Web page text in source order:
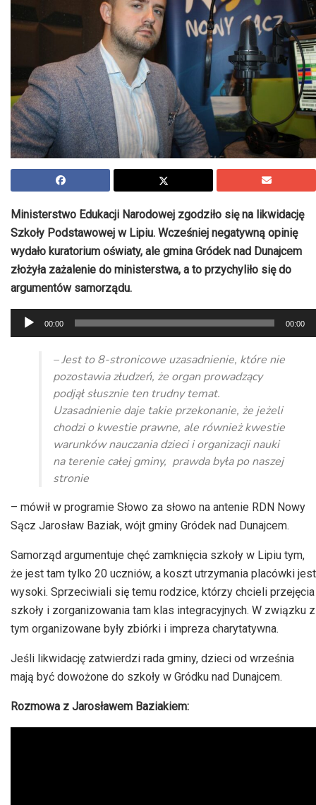
Ministerstwo Edukacji Narodowej zgodziło się na likwidację
Szkoły Podstawowej w Lipiu. Wcześniej negatywną opinię
wydało kuratorium oświaty, ale gmina Gródek nad Dunajcem
złożyła zażalenie do ministerstwa, a to przychyliło się do
argumentów samorządu.
Odtwarzacz
plików
dźwiękowych
00:00 00:00
– Jest to 8-stronicowe uzasadnienie, które nie
pozostawia złudzeń, że organ prowadzący
podjął słusznie ten trudny temat.
Uzasadnienie daje takie przekonanie, że jeżeli
chodzi o kwestie prawne, ale również kwestie
warunków nauczania dzieci i organizacji nauki
na terenie całej gminy, prawda była po naszej
stronie
– mówił w programie Słowo za słowo na antenie RDN Nowy
Sącz Jarosław Baziak, wójt gminy Gródek nad Dunajcem.
Samorząd argumentuje chęć zamknięcia szkoły w Lipiu tym,
że jest tam tylko 20 uczniów, a koszt utrzymania placówki jest
wysoki. Sprzeciwiali się temu rodzice, którzy chcieli przejęcia
szkoły i zorganizowania tam klas integracyjnych. W związku z
tym organizowane były zbiórki i impreza charytatywna.
Jeśli likwidację zatwierdzi rada gminy, dzieci od września
mają być dowożone do szkoły w Gródku nad Dunajcem.
Rozmowa z Jarosławem Baziakiem: